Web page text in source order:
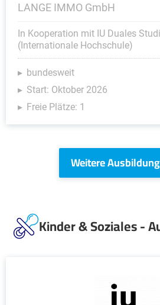
LANGE IMMO GmbH
In Kooperation mit IU Duales
(Internationale Hochschule)
bundesweit
Start: Oktober 2026
Freie Plätze: 1
Weitere
Kinder & Soziales -